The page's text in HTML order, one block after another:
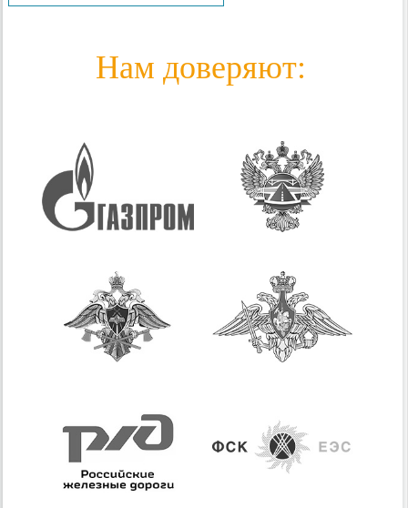
Нам доверяют: